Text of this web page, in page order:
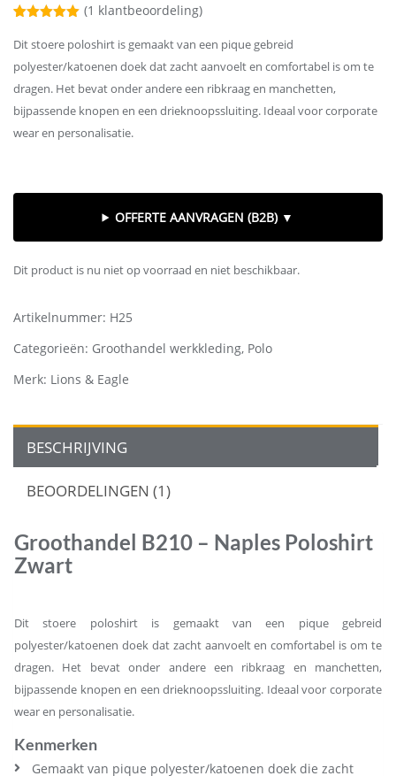
5.00op 5
gebaseerd
op
(1 klantbeoordeling)
Dit stoere poloshirt is gemaakt van een pique gebreid
polyester/katoenen doek dat zacht aanvoelt en comfortabel is om te
dragen. Het bevat onder andere een ribkraag en manchetten,
bijpassende knopen en een drieknoopssluiting. Ideaal voor corporate
wear en personalisatie.
OFFERTE AANVRAGEN (B2B) ▼
Dit product is nu niet op voorraad en niet beschikbaar.
Artikelnummer: H25
Categorieën: Groothandel werkkleding, Polo
Merk: Lions & Eagle
BESCHRIJVING
BEOORDELINGEN (1)
Groothandel B210 – Naples Poloshirt
Zwart
Dit stoere poloshirt is gemaakt van een pique gebreid
polyester/katoenen doek dat zacht aanvoelt en comfortabel is om te
dragen. Het bevat onder andere een ribkraag en manchetten,
bijpassende knopen en een drieknoopssluiting. Ideaal voor corporate
wear en personalisatie.
Kenmerken
Gemaakt van pique polyester/katoenen doek die zacht